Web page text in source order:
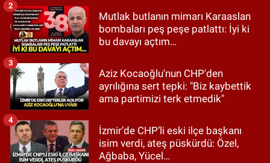
Mutlak butlanın mimarı Karaaslan
bombaları peş peşe patlattı: İyi ki
bu davayı açtım…
2
Aziz Kocaoğlu'nun CHP'den
ayrılığına sert tepki: "Biz kaybettik
ama partimizi terk etmedik"
3
İzmir’de CHP’li eski ilçe başkanı
isim verdi, ateş püskürdü: Özel,
Ağbaba, Yücel…
4